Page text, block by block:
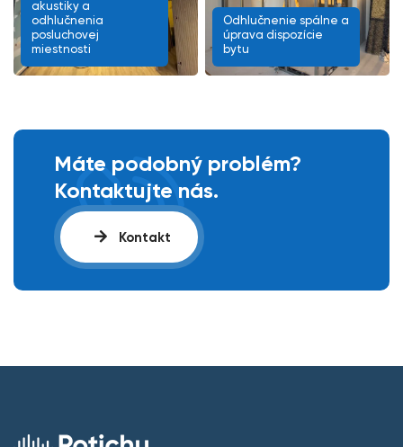
akustiky a
odhlučnenia
posluchovej
miestnosti
Odhlučnenie spálne a
úprava dispozície
bytu
Máte podobný problém?
Kontaktujte nás.
Kontakt